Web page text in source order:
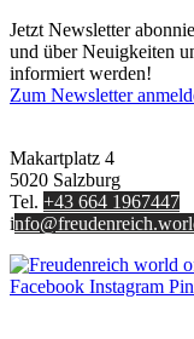
Jetzt Newsletter
und über Neuigkeiten
informiert werden!
Zum Newsletter
Makartplatz 4
5020 Salzburg
Tel. +43 664 1967447
i
Facebook Instagram